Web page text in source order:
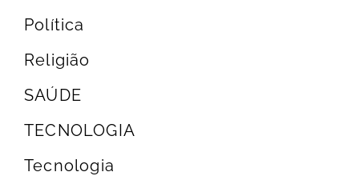
Política
Religião
SAÚDE
TECNOLOGIA
Tecnologia